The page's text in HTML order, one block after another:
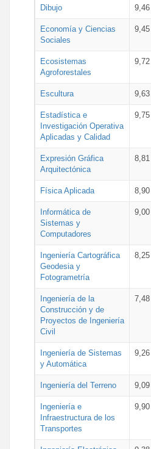
Dibujo 9,46
Economía y Ciencias
Sociales
9,45
Ecosistemas
Agroforestales
9,72
Escultura 9,63
Estadística e
Investigación Operativa
Aplicadas y Calidad
9,75
Expresión Gráfica
Arquitectónica
8,81
Física Aplicada 8,90
Informática de
Sistemas y
Computadores
9,00
Ingeniería Cartográfica
Geodesia y
Fotogrametría
8,25
Ingeniería de la
Construcción y de
Proyectos de Ingeniería
Civil
7,48
Ingeniería de Sistemas
y Automática
9,26
Ingeniería del Terreno 9,09
Ingeniería e
Infraestructura de los
Transportes
9,90